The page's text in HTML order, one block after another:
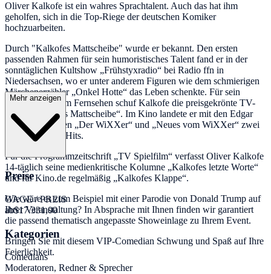
Oliver Kalkofe ist ein wahres Sprachtalent. Auch das hat ihm
geholfen, sich in die Top-Riege der deutschen Komiker
hochzuarbeiten.
Durch "Kalkofes Mattscheibe" wurde er bekannt. Den ersten
passenden Rahmen für sein humoristisches Talent fand er in der
sonntäglichen Kultshow „Frühstyxradio“ bei Radio ffn in
Niedersachsen, wo er unter anderem Figuren wie dem schmierigen
Märchenerzähler „Onkel Hotte“ das Leben schenkte. Für sein
Lieblingsmedium Fernsehen schuf Kalkofe die preisgekrönte TV-
Satire „Kalkofes Mattscheibe“. Im Kino landete er mit den Edgar
Wallace-Parodien „Der WiXXer“ und „Neues vom WiXXer“ zwei
Überraschungs-Hits.
Für die Programmzeitschrift „TV Spielfilm“ verfasst Oliver Kalkofe
14-täglich seine medienkritische Kolumne „Kalkofes letzte Worte“
und für Kino.de regelmäßig „Kalkofes Klappe“.
Wie wäre es zum Beispiel mit einer Parodie von Donald Trump auf
Ihrer Veranstaltung? In Absprache mit Ihnen finden wir garantiert
die passend thematisch angepasste Showeinlage zu Ihrem Event.
Bringen Sie mit diesem VIP-Comedian Schwung und Spaß auf Ihre
Feierlichkeit.
Mehr anzeigen
Preise
GAGE / PREIS
ab$17.331,00
Kategorien
Comedians
Moderatoren, Redner & Sprecher